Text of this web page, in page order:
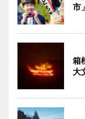
市
箱
大